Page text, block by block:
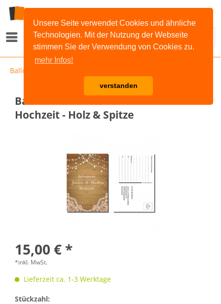
Unsere Seite verwendet Cookies und ähnliche
Technologien. Mit der Nutzung der Webseite
stimmen Sie der Verwendung von Cookies zu.
mehr Infos!
verstanden
Menü
Ballonkarten
Ballonkarten Luftballon Karten
Hochzeit - Holz & Spitze
15,00 € *
*inkl. MwSt.
Lieferzeit ca. 1-3 Werktage
Stückzahl: